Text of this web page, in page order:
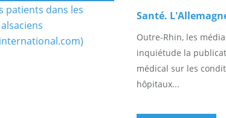
Outre-Rhin, les
inquiétude la
médical sur les
hôpitaux...